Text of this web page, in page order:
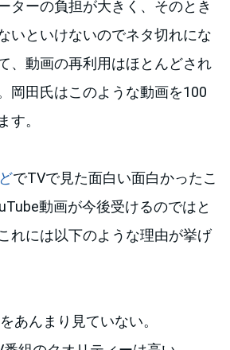
ターの負担が大きく、そのとき
いといけないのでネタ切れにな
、動画の再利用はほとんどされ
岡田氏はこのような動画を100
す。
でTVで見た面白い面白かったこ
動画が今後受けるのではと
れには以下のような理由が挙げ
あんまり見ていない。